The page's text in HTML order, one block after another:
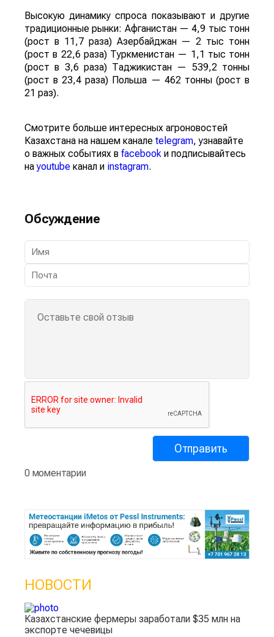
Высокую динамику спроса показывают и другие
традиционные рынки: Афганистан — 4,9 тыс тонн
(рост в 11,7 раза) Азербайджан — 2 тыс тонн
(рост в 22,6 раза) Туркменистан — 1,1 тыс тонн
(рост в 3,6 раза) Таджикистан — 539,2 тонны
(рост в 23,4 раза) Польша — 462 тонны (рост в
21 раз).
Смотрите больше интересных агроновостей
Казахстана на нашем канале telegram, узнавайте
о важных событиях в facebook и подписывайтесь
наyoutube канал и instagram.
Обсуждение
0 моментарии
НОВОСТИ
Казахстанские фермеры заработали $35 млн на
экспорте чечевицы